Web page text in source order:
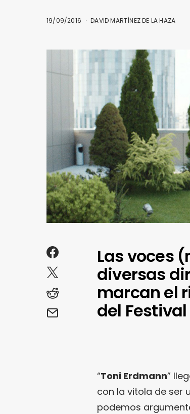
19/09/2016 DAVID MARTÍNEZ DE LA HAZA
Las voces
diversas
marcan el
del
“Toni Erdmann”
con la vitola de ser
podemos